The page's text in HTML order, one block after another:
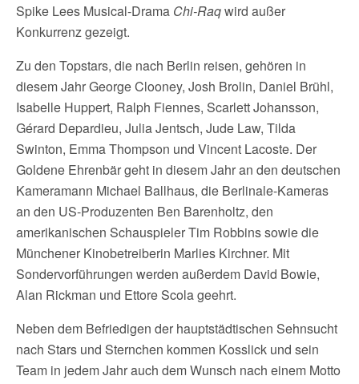
Spike Lees Musical-Drama Chi-Raqwird außer
Konkurrenz gezeigt.
Zu den Topstars, die nach Berlin reisen, gehören in
diesem Jahr George Clooney, Josh Brolin, Daniel Brühl,
Isabelle Huppert, Ralph Fiennes, Scarlett Johansson,
Gérard Depardieu, Julia Jentsch, Jude Law, Tilda
Swinton, Emma Thompson und Vincent Lacoste. Der
Goldene Ehrenbär geht in diesem Jahr an den deutschen
Kameramann Michael Ballhaus, die Berlinale-Kameras
an den US-Produzenten Ben Barenholtz, den
amerikanischen Schauspieler Tim Robbins sowie die
Münchener Kinobetreiberin Marlies Kirchner. Mit
Sondervorführungen werden außerdem David Bowie,
Alan Rickman und Ettore Scola geehrt.
Neben dem Befriedigen der hauptstädtischen Sehnsucht
nach Stars und Sternchen kommen Kosslick und sein
Team in jedem Jahr auch dem Wunsch nach einem Motto